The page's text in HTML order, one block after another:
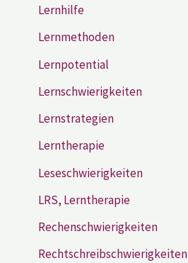
Lernhilfe
Lernmethoden
Lernpotential
Lernschwierigkeiten
Lernstrategien
Lerntherapie
Leseschwierigkeiten
LRS, Lerntherapie
Rechenschwierigkeiten
Rechtschreibschwierigkeiten